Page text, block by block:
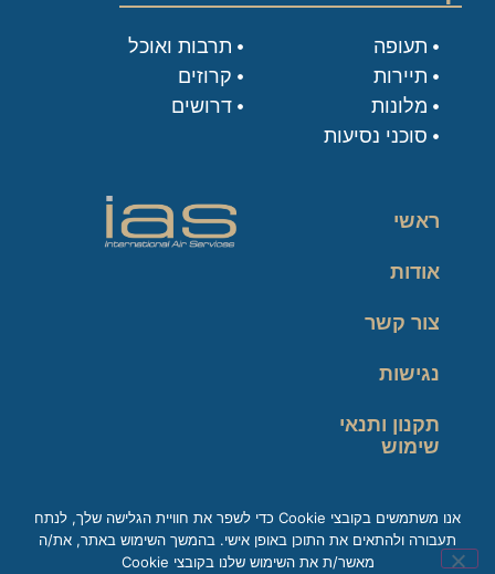
תעופה
תיירות
מלונות
סוכני נסיעות
תרבות ואוכל
קרוזים
דרושים
ראשי
אודות
צור קשר
נגישות
תקנון ותנאי
שימוש
זכות עיון במידע
אנו משתמשים בקובצי Cookie כדי לשפר את חוויית הגלישה שלך, לנתח
תעבורה ולהתאים את התוכן באופן אישי. בהמשך השימוש באתר, את/ה
מאשר/ת את השימוש שלנו בקובצי Cookie